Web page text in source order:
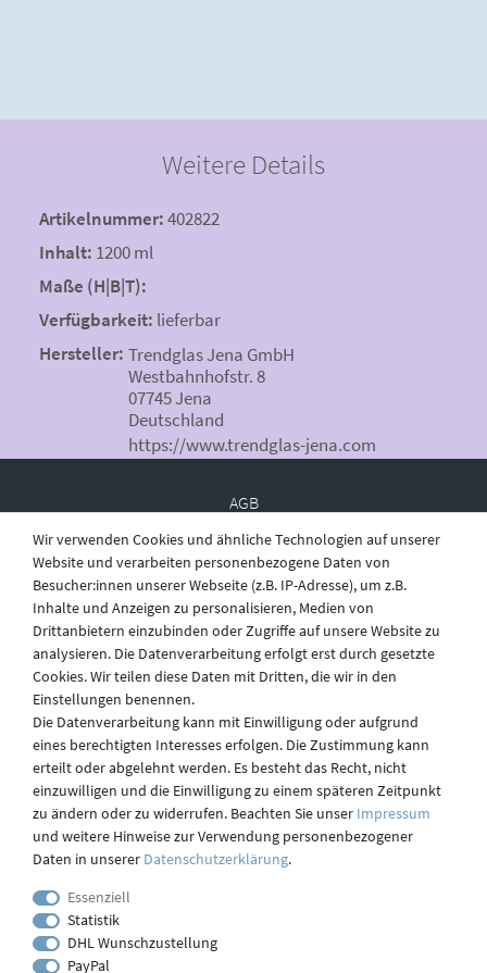
Weitere Details
Artikelnummer:402822
Inhalt: 1200 ml
Maße (H|B|T):
Verfügbarkeit: lieferbar
Hersteller: Trendglas Jena GmbH
Westbahnhofstr. 8
07745 Jena
Deutschland
https://www.trendglas-jena.com
AGB
Widerruf
Datenschutz
Versand
Kontakt
Impressum
Wir verwenden Cookies und ähnliche Technologien auf unserer
Website und verarbeiten personenbezogene Daten von
Besucher:innen unserer Webseite (z.B. IP-Adresse), um z.B.
Inhalte und Anzeigen zu personalisieren, Medien von
Drittanbietern einzubinden oder Zugriffe auf unsere Website zu
analysieren. Die Datenverarbeitung erfolgt erst durch gesetzte
Cookies. Wir teilen diese Daten mit Dritten, die wir in den
Einstellungen benennen.
Die Datenverarbeitung kann mit Einwilligung oder aufgrund
eines berechtigten Interesses erfolgen. Die Zustimmung kann
erteilt oder abgelehnt werden. Es besteht das Recht, nicht
einzuwilligen und die Einwilligung zu einem späteren Zeitpunkt
zu ändern oder zu widerrufen. Beachten Sie unser Impressum
und weitere Hinweise zur Verwendung personenbezogener
Daten in unserer Daten­schutz­erklärung.
Essenziell
Statistik
DHL Wunschzustellung
PayPal